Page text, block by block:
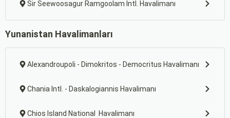
Sir Seewoosagur Ramgoolam Intl. Havalimanı
Yunanistan Havalimanları
Alexandroupoli - Dimokritos - Democritus Havalimanı
Chania Intl. - Daskalogiannis Havalimanı
Chios Island National Havalimanı